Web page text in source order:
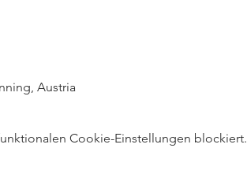
Austria
Cookie-Einstellungen blockiert.